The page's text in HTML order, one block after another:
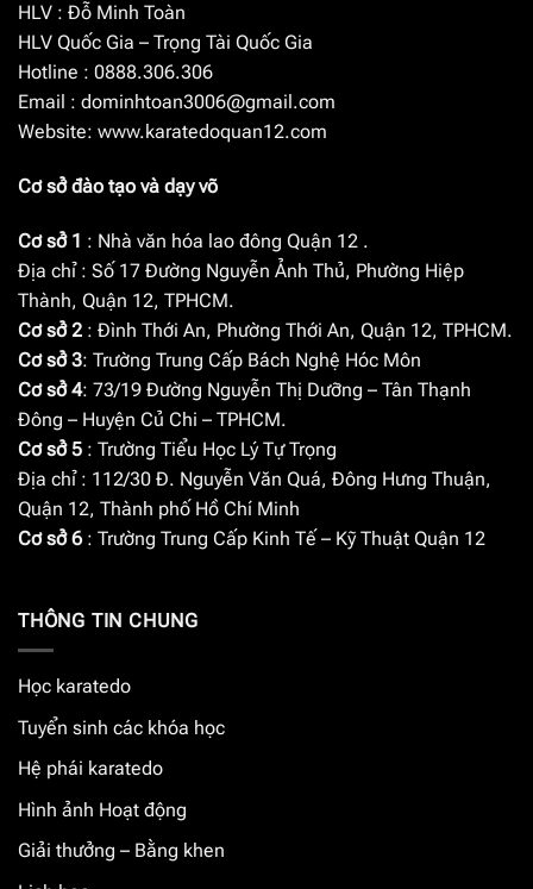
HLV : Đỗ Minh Toàn
HLV Quốc Gia – Trọng Tài Quốc Gia
Hotline : 0888.306.306
Email : dominhtoan3006@gmail.com
Website: www.karatedoquan12.com
Cơ sở đào tạo và dạy võ
Cơ sở 1 : Nhà văn hóa lao đông Quận 12 .
Địa chỉ : Số 17 Đường Nguyễn Ảnh Thủ, Phường Hiệp
Thành, Quận 12, TPHCM.
Cơ sở 2 : Đình Thới An, Phường Thới An, Quận 12, TPHCM.
Cơ sở 3: Trường Trung Cấp Bách Nghệ Hóc Môn
Cơ sở 4: 73/19 Đường Nguyễn Thị Dưỡng – Tân Thạnh
Đông – Huyện Củ Chi – TPHCM.
Cơ sở 5 : Trường Tiểu Học Lý Tự Trọng
Địa chỉ : 112/30 Đ. Nguyễn Văn Quá, Đông Hưng Thuận,
Quận 12, Thành phố Hồ Chí Minh
Cơ sở 6 : Trường Trung Cấp Kinh Tế – Kỹ Thuật Quận 12
THÔNG TIN CHUNG
Học karatedo
Tuyển sinh các khóa học
Hệ phái karatedo
Hình ảnh Hoạt động
Giải thưởng – Bằng khen